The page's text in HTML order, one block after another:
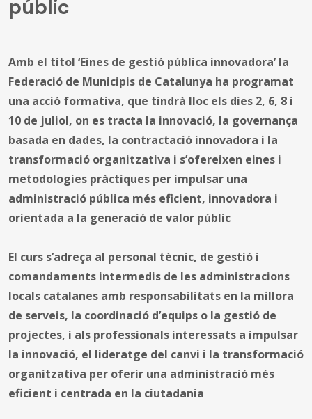
públic
Amb el títol ‘Eines de gestió pública innovadora’ la
Federació de Municipis de Catalunya ha programat
una acció formativa, que tindrà lloc els dies 2, 6, 8 i
10 de juliol, on es tracta la innovació, la governança
basada en dades, la contractació innovadora i la
transformació organitzativa i s’ofereixen eines i
metodologies pràctiques per impulsar una
administració pública més eficient, innovadora i
orientada a la generació de valor públic
El curs s’adreça al personal tècnic, de gestió i
comandaments intermedis de les administracions
locals catalanes amb responsabilitats en la millora
de serveis, la coordinació d’equips o la gestió de
projectes, i als professionals interessats a impulsar
la innovació, el lideratge del canvi i la transformació
organitzativa per oferir una administració més
eficient i centrada en la ciutadania